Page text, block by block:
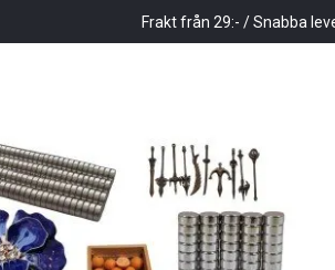
Frakt från 29:- / Snabba